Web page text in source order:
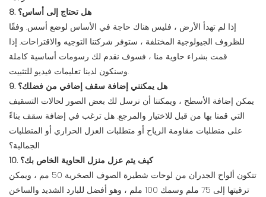
8. هل تحتاج إلى أساس؟
إذا لم تهدأ الأرض ، فليس هناك حاجة في الأساس لوضع أسس. وفقًا
للظروف الجيولوجية المختلفة ، ستوفر شركتنا التوجيه والاقتراحات. إذا
قمت بشراء حاوية منا ، فسوف نقدم لك رسومات أساسية كاملة
وسنكون لدينا تعليمات فيديو للتثبيت.
9. هل يمكنني إضافة سقف إضافي من فضلك؟
يمكن إضافة الأسطح ، ويمكننا أن نرسل لك بعض الصور لحالات التسقيف
التي قمنا بها من قبل للاختيار والمرجع. هل ترغب في إضافة سقف بناءً
على متطلبات مقاومة الرياح أو متطلبات العزل الحراري أو المتطلبات
الجمالية؟
10. كيف يتم عزل منزل الحاوية الخاص بك؟
تتكون ألواح الجدران من لوحات شطيرة الصوف الصخرية 50 مم ، ويمكن
ترقيتها إلى 75 ملم وسمك 100 ملم ، وهو أفضل للبارد الشديد والساخن